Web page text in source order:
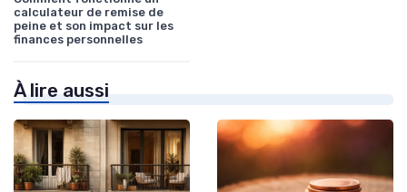
calculateur de remise de
peine et son impact sur les
finances personnelles
À lire aussi